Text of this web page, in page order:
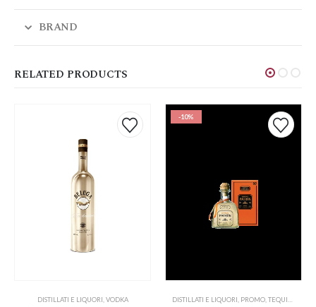
BRAND
RELATED PRODUCTS
DISTILLATI E LIQUORI VODKA
-10%
DISTILLATI E LIQUORI PROMO TEQUILA